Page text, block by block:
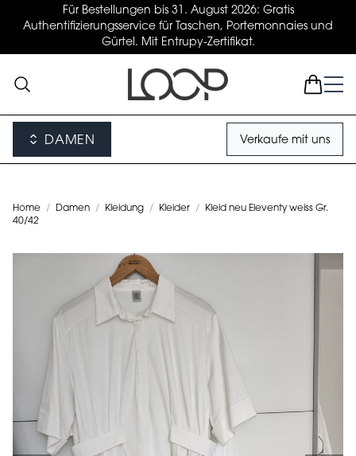
Für Bestellungen bis 31. August 2026: Gratis
Authentifizierungsservice für Taschen, Portemonnaies und
Gürtel. Mit Entrupy-Zertifikat.
DAMEN Verkaufe mit uns
Home / Damen / Kleidung / Kleider /
Kleid neu Eleventy weiss Gr.
40/42